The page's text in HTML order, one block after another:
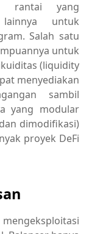
rantai yang
untuk
Salah satu
untuk
(liquidity
menyediakan
sambil
yang modular
dimodifikasi)
proyek DeFi